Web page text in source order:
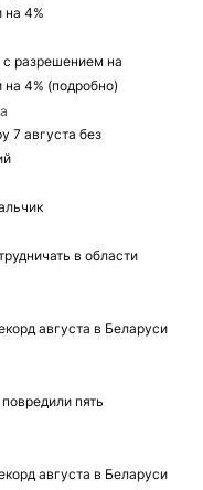
на 4%
разрешением на
4% (подробно)
7 августа без
в области
августа в Беларуси
пять
августа в Беларуси